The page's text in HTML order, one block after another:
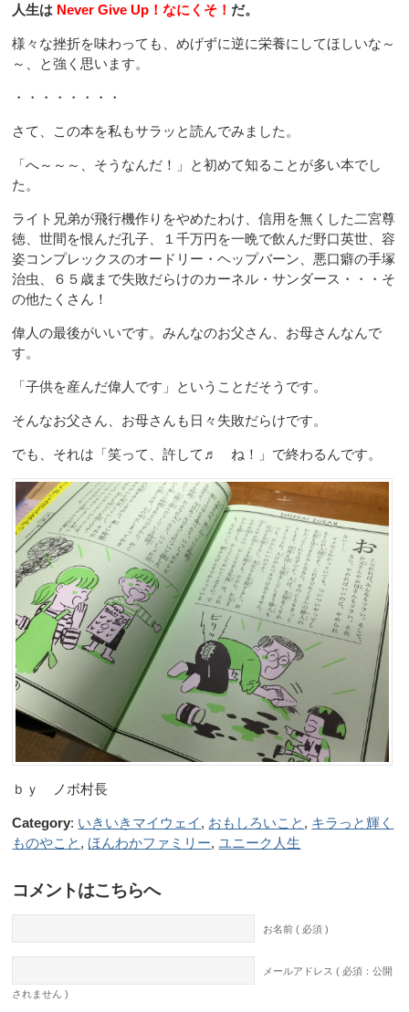
人生は Never Give Up！なにくそ！ だ。
様々な挫折を味わっても、めげずに逆に栄養にしてほしいな～
～、と強く思います。
・・・・・・・・
さて、この本を私もサラッと読んでみました。
「へ～～～、そうなんだ！」と初めて知ることが多い本でし
た。
ライト兄弟が飛行機作りをやめたわけ、信用を無くした二宮尊
徳、世間を恨んだ孔子、１千万円を一晩で飲んだ野口英世、容
姿コンプレックスのオードリー・ヘップバーン、悪口癖の手塚
治虫、６５歳まで失敗だらけのカーネル・サンダース・・・そ
の他たくさん！
偉人の最後がいいです。みんなのお父さん、お母さんなんで
す。
「子供を産んだ偉人です」ということだそうです。
そんなお父さん、お母さんも日々失敗だらけです。
でも、それは「笑って、許して♬ ね！」で終わるんです。
ｂｙ ノボ村長
Category: いきいきマイウェイ, おもしろいこと , キラっと輝く
ものやこと ,ほんわかファミリー,ユニーク人生
コメントはこちらへ
お名前 ( 必須 )
メールアドレス ( 必須：公開
されません )